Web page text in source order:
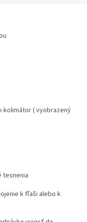
kolimátor ( vyobrazený
tesnenia
k fľaši alebo k